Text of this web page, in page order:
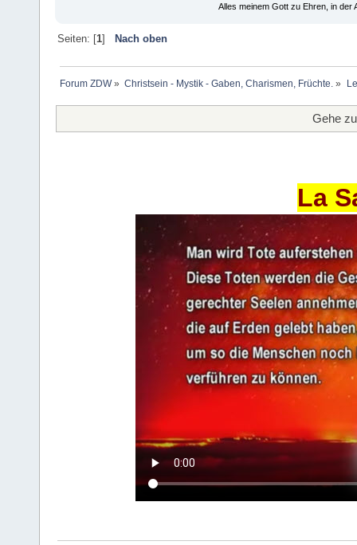
Alles meinem Gott zu Ehren, in der
Seiten: [1] Nach oben
Forum ZDW» Christsein - Mystik - Gaben, Charismen, Früchte. »
Gehe
La